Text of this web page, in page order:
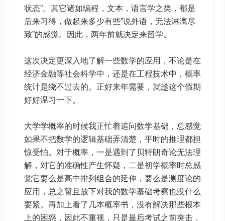
状态”。其它诸如编程，文本，语言学之类，都是
后来习得，做起来多少有些”说外语，无法淋漓尽
致”的感觉。因此，两年前就决定来留学。
这次决定更深入地了解一些数学的应用，不论是在
经济金融等社会科学中，还是在工程技术中，概率
统计是绕不过去的。正好来年需要，就趁这个假期
好好温习一下。
大学学概率的时候我正忙着追问数学基础，总感觉
如果不把数学的逻辑基础弄清楚，平时的推理都担
惊受怕。对于概率，一是遇到了贝特朗奇论无法理
解，对它的准确性产生怀疑，二是初学概率时总感
觉它要么是高中排列组合的延伸，要么是测度论的
应用，总之暂且放下对我的数学基础考察也没什么
要紧。再加上看了几本概率书，没有解决那些根本
上的困惑，因此不重视，只是最后考试之前突击，